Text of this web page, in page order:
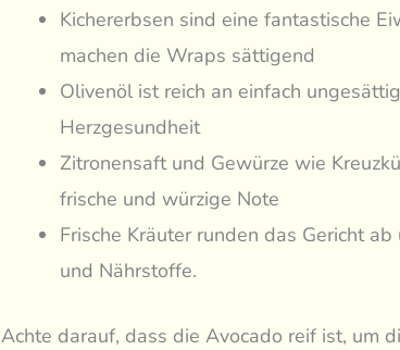
Kichererbsen sind eine fantastische
machen die Wraps sättigend
Olivenöl ist reich an einfach
Herzgesundheit
Zitronensaft und Gewürze wie
frische und würzige Note
Frische Kräuter runden das Gericht
und Nährstoffe.
Achte darauf, dass die Avocado reif ist, um